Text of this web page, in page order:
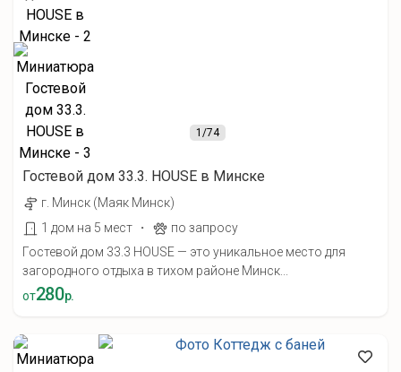
1/74
Гостевой дом 33.3. HOUSE в Минске
г. Минск (Маяк Минск)
1 дом на 5 мест
·
по запросу
Гостевой дом 33.3 HOUSE — это уникальное место для
загородного отдыха в тихом районе Минск...
от280р.